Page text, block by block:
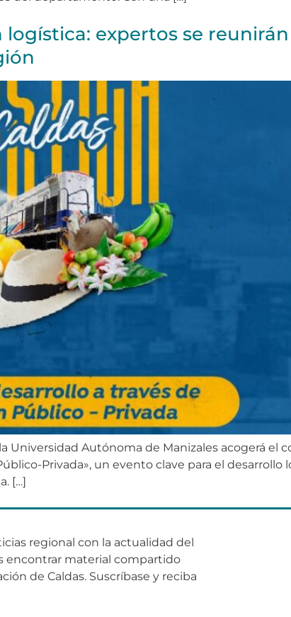
expertos se
Universidad Autónoma de Manizales acogerá el
Privada», un evento clave para el desarrollo
[…]
regional con la actualidad del
encontrar material compartido
de Caldas. Suscríbase y reciba